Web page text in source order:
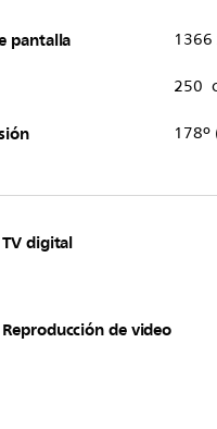
pantalla
250
TV digital
Reproducción de video